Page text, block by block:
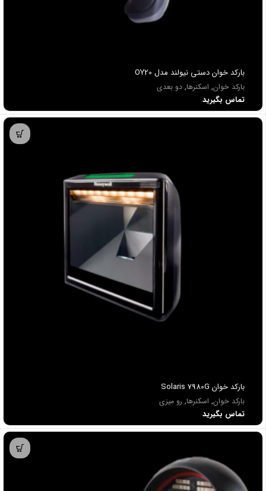
باركد خوان دستي نیولند مدل OY20
بارکد خوان, اسکنرها, دو بعدی
تماس بگیرید
باركد خوان Solaris 7980G
بارکد خوان, اسکنرها, رو میزی
تماس بگیرید